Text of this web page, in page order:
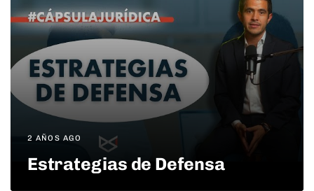
2 AÑOS AGO
Estrategias de Defensa